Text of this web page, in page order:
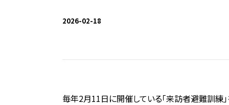
2026-02-18
毎年2月11日に開催している「来訪者避難訓練